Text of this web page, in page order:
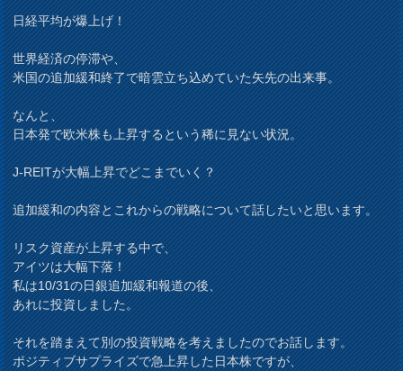
日経平均が爆上げ！
世界経済の停滞や、
米国の追加緩和終了で暗雲立ち込めていた矢先の出来事。
なんと、
日本発で欧米株も上昇するという稀に見ない状況。
J-REITが大幅上昇でどこまでいく？
追加緩和の内容とこれからの戦略について話したいと思います。
リスク資産が上昇する中で、
アイツは大幅下落！
私は10/31の日銀追加緩和報道の後、
あれに投資しました。
それを踏まえて別の投資戦略を考えましたのでお話します。
ポジティブサプライズで急上昇した日本株ですが、